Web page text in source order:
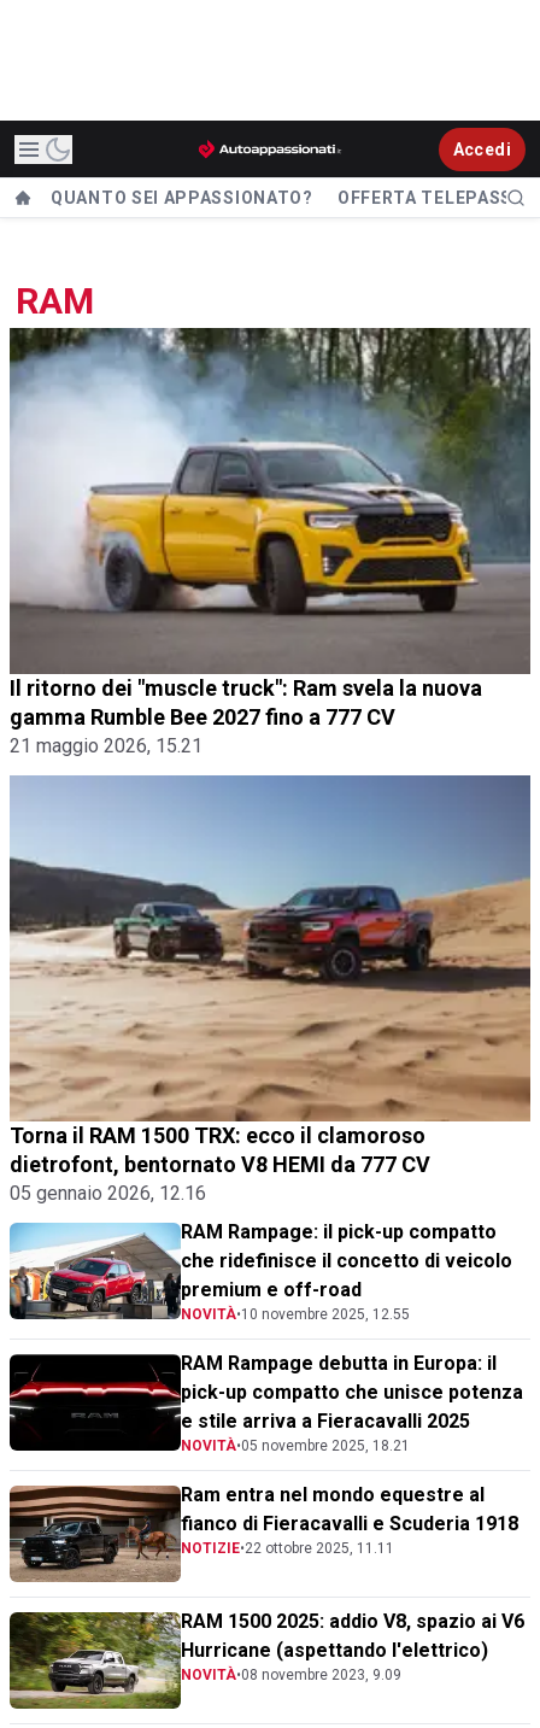
Accedi
QUANTO SEI APPASSIONATO? OFFERTA TELEPASS
RAM
Il ritorno dei "muscle truck": Ram svela la nuova
gamma Rumble Bee 2027 fino a 777 CV
21 maggio 2026, 15.21
Torna il RAM 1500 TRX: ecco il clamoroso
dietrofont, bentornato V8 HEMI da 777 CV
05 gennaio 2026, 12.16
RAM Rampage: il pick-up compatto
che ridefinisce il concetto di veicolo
premium e off-road
NOVITÀ•10 novembre 2025, 12.55
RAM Rampage debutta in Europa: il
pick-up compatto che unisce potenza
e stile arriva a Fieracavalli 2025
NOVITÀ•05 novembre 2025, 18.21
Ram entra nel mondo equestre al
fianco di Fieracavalli e Scuderia 1918
NOTIZIE•22 ottobre 2025, 11.11
RAM 1500 2025: addio V8, spazio ai V6
Hurricane (aspettando l'elettrico)
NOVITÀ•08 novembre 2023, 9.09